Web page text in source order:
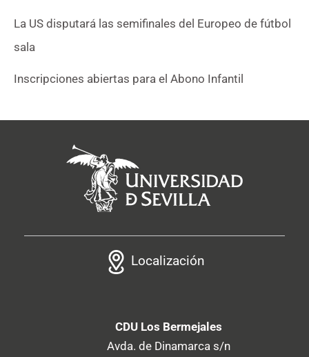
La US disputará las semifinales del Europeo de fútbol
sala
Inscripciones abiertas para el Abono Infantil
Localización
CDU Los Bermejales
Avda. de Dinamarca s/n